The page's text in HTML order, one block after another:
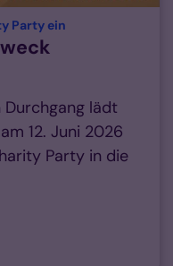
Party ein
lädt
12. Juni 2026
Party in die